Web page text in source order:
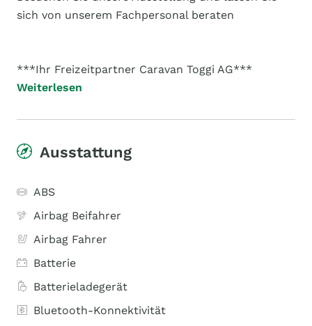
sich von unserem Fachpersonal beraten
***Ihr Freizeitpartner Caravan Toggi AG***
Weiterlesen
Ausstattung
ABS
Airbag Beifahrer
Airbag Fahrer
Batterie
Batterieladegerät
Bluetooth-Konnektivität